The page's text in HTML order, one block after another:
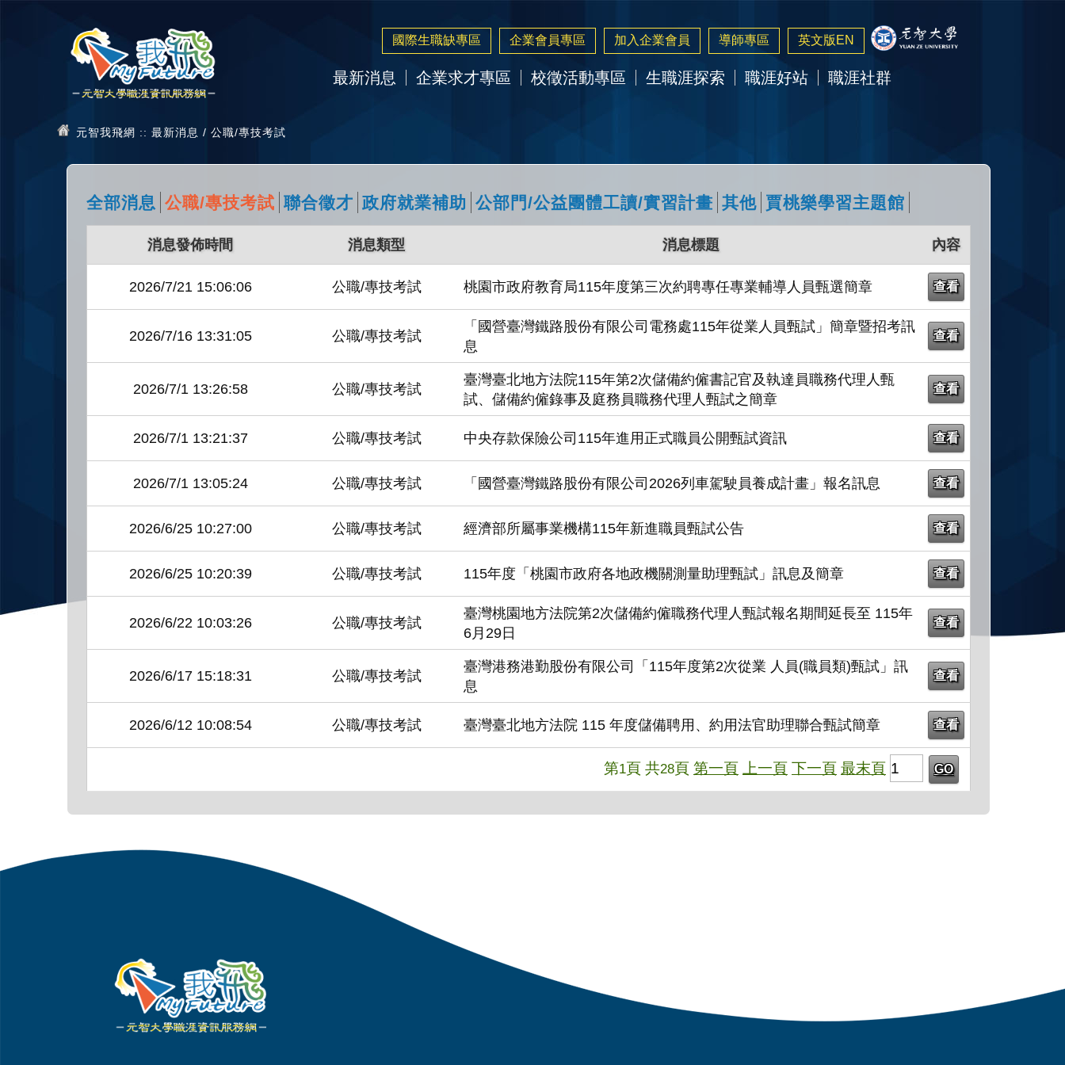
國際生職缺專區 企業會員專區 加入企業會員 導師專區 英文版EN
最新消息 企業求才專區 校徵活動專區 生職涯探索 職涯好站 職涯社群
元智我飛網 :: 最新消息 / 公職/專技考試
全部消息 公職/專技考試 聯合徵才 政府就業補助 公部門/公益團體工讀/實習計畫 其他 賈桃樂學習主題館
消息發佈時間 消息類型 消息標題 內容
2026/7/21 15:06:06 公職/專技考試 桃園市政府教育局115年度第三次約聘專任專業輔導人員甄選簡章 查看
2026/7/16 13:31:05 公職/專技考試
「國營臺灣鐵路股份有限公司電務處115年從業人員甄試」簡章暨招考訊
息
查看
2026/7/1 13:26:58 公職/專技考試
臺灣臺北地方法院115年第2次儲備約僱書記官及執達員職務代理人甄
試、儲備約僱錄事及庭務員職務代理人甄試之簡章
查看
2026/7/1 13:21:37 公職/專技考試 中央存款保險公司115年進用正式職員公開甄試資訊 查看
2026/7/1 13:05:24 公職/專技考試 「國營臺灣鐵路股份有限公司2026列車駕駛員養成計畫」報名訊息 查看
2026/6/25 10:27:00 公職/專技考試 經濟部所屬事業機構115年新進職員甄試公告 查看
2026/6/25 10:20:39 公職/專技考試 115年度「桃園市政府各地政機關測量助理甄試」訊息及簡章 查看
2026/6/22 10:03:26 公職/專技考試
臺灣桃園地方法院第2次儲備約僱職務代理人甄試報名期間延長至 115年
6月29日
查看
2026/6/17 15:18:31 公職/專技考試
臺灣港務港勤股份有限公司「115年度第2次從業 人員(職員類)甄試」訊
息
查看
2026/6/12 10:08:54 公職/專技考試 臺灣臺北地方法院 115 年度儲備聘用、約用法官助理聯合甄試簡章 查看
第1頁 共28頁 第一頁 上一頁 下一頁 最末頁 GO